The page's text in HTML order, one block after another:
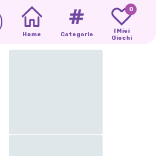
Home Categorie
0
I Miei
Giochi